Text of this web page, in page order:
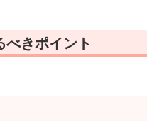
きポイント